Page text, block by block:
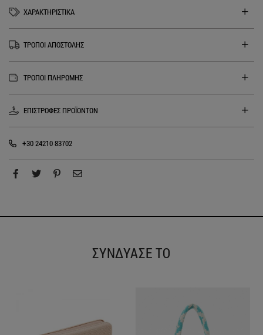
ΧΑΡΑΚΤΗΡΙΣΤΙΚΑ
ΤΡΟΠΟΙ ΑΠΟΣΤΟΛΗΣ
ΤΡΟΠΟΙ ΠΛΗΡΩΜΗΣ
ΕΠΙΣΤΡΟΦΕΣ ΠΡΟΪΟΝΤΩΝ
+30 24210 83702
ΣΥΝΔΥΑΣΕ ΤΟ